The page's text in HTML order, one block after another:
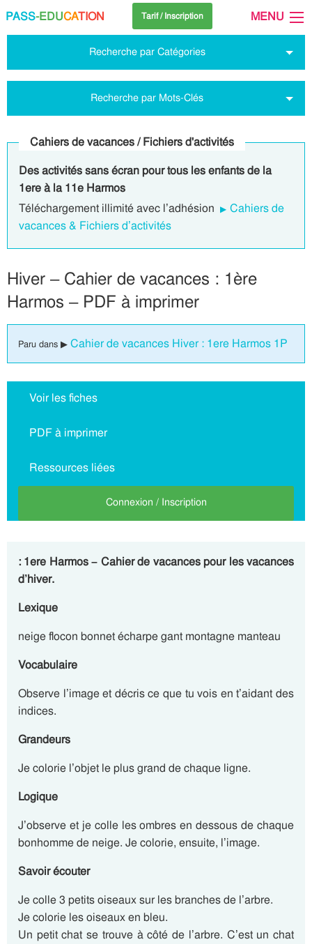
PASS-EDUCATION Tarif / Inscription MENU
Recherche par Catégories
Recherche par Mots-Clés
Cahiers de vacances / Fichiers d'activités
Des activités sans écran pour tous les enfants de la
1ere à la 11e Harmos
Téléchargement illimité avec l’adhésion
Cahiers de
vacances & Fichiers d’activités
Hiver – Cahier de vacances : 1ère
Harmos – PDF à imprimer
Paru dans ▶ Cahier de vacances Hiver : 1ere Harmos 1P
Voir les fiches
PDF à imprimer
Ressources liées
Connexion / Inscription
: 1ere Harmos – Cahier de vacances pour les vacances
d’hiver.
Lexique
neige flocon bonnet écharpe gant montagne manteau
Vocabulaire
Observe l’image et décris ce que tu vois en t’aidant des
indices.
Grandeurs
Je colorie l’objet le plus grand de chaque ligne.
Logique
J’observe et je colle les ombres en dessous de chaque
bonhomme de neige. Je colorie, ensuite, l’image.
Savoir écouter
Je colle 3 petits oiseaux sur les branches de l’arbre.
Je colorie les oiseaux en bleu.
Un petit chat se trouve à côté de l’arbre. C’est un chat